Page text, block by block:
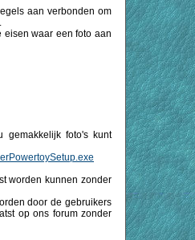
aan verbonden om
eisen waar een foto aan
gemakkelijk foto's kunt
worden kunnen zonder
door de gebruikers
op ons forum zonder